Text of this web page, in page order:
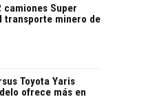
camiones Super
transporte minero de
Toyota Yaris
ofrece más en